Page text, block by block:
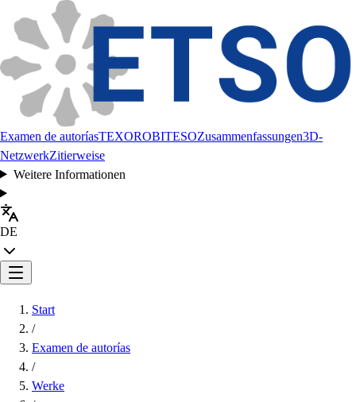
Examen de autoríasTEXOROBITESOZusammenfassungen3D-
NetzwerkZitierweise
Weitere Informationen
DE
Start
/
Examen de autorías
/
Werke